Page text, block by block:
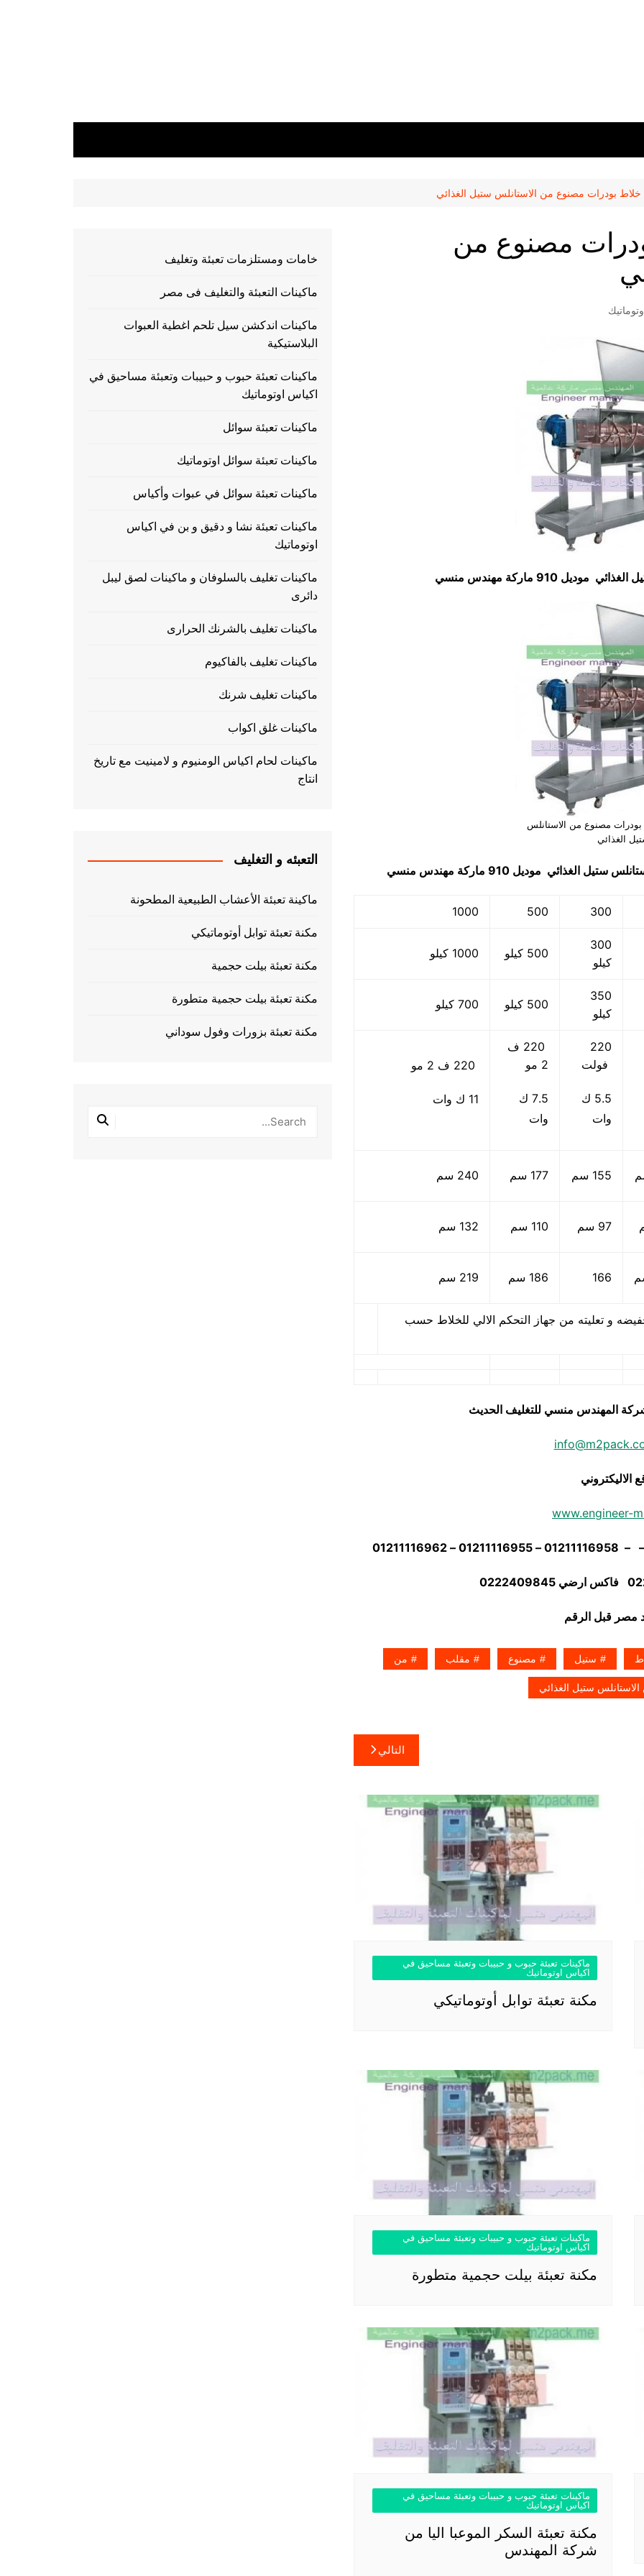
بودرات مصنوع من الاستانلس ستيل الغذائي
مصنوع من
ماركة مهندس منسي
مصنوع من الاستانلس
الغذائي
ستيل الغذائي موديل 910 ماركة مهندس منسي
300
500
1000
300
كيلو
500 كيلو 1000 كيلو
350
كيلو
500 كيلو 700 كيلو
220
فولت
5.5 ك
وات
220 ف
2 مو
7.5 ك
وات
11 ك وات
155 سم 177 سم 240 سم
97 سم 110 سم 132 سم
166 186 سم 219 سم
و يمكن تخفيضه و تعليته من جهاز التحكم الالي للخلاط حسب
شركة المهندس منسي للتغليف الحديث
الاليكتروني
www.engineer-
0222409845
ستيل مصنوع مقلب من
ستيل الغذائي
التالي
ماكينات تعبئة حبوب و حبيبات وتعبئة مساحيق في
اكياس اوتوماتيك
مكنة تعبئة توابل أوتوماتيكي
ماكينات تعبئة حبوب و حبيبات وتعبئة مساحيق في
اكياس اوتوماتيك
مكنة تعبئة بيلت حجمية متطورة
ماكينات تعبئة حبوب و حبيبات وتعبئة مساحيق في
اكياس اوتوماتيك
مكنة تعبئة السكر الموعبا اليا من
شركة المهندس
خامات ومستلزمات تعبئة وتغليف
ماكينات التعبئة والتغليف فى مصر
ماكينات اندكشن سيل تلحم اغطية العبوات
البلاستيكية
ماكينات تعبئة حبوب و حبيبات وتعبئة مساحيق في
اكياس اوتوماتيك
ماكينات تعبئة سوائل
ماكينات تعبئة سوائل اوتوماتيك
ماكينات تعبئة سوائل في عبوات وأكياس
ماكينات تعبئة نشا و دقيق و بن في اكياس
اوتوماتيك
ماكينات تغليف بالسلوفان و ماكينات لصق ليبل
دائرى
ماكينات تغليف بالشرنك الحرارى
ماكينات تغليف بالفاكيوم
ماكينات تغليف شرنك
ماكينات غلق اكواب
ماكينات لحام اكياس الومنيوم و لامينيت مع تاريخ
انتاج
التعبئه و التغليف
ماكينة تعبئة الأعشاب الطبيعية المطحونة
مكنة تعبئة توابل أوتوماتيكي
مكنة تعبئة بيلت حجمية
مكنة تعبئة بيلت حجمية متطورة
مكنة تعبئة بزورات وفول سوداني